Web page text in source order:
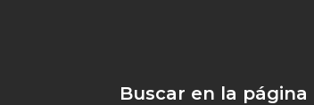
Buscar en la página